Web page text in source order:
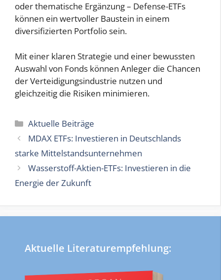
oder thematische Ergänzung – Defense-ETFs
können ein wertvoller Baustein in einem
diversifizierten Portfolio sein.
Mit einer klaren Strategie und einer bewussten
Auswahl von Fonds können Anleger die Chancen
der Verteidigungsindustrie nutzen und
gleichzeitig die Risiken minimieren.
Kategorien
Aktuelle Beiträge
MDAX ETFs: Investieren in Deutschlands
starke Mittelstandsunternehmen
Wasserstoff-Aktien-ETFs: Investieren in die
Energie der Zukunft
Aktuelle Literaturempfehlung: